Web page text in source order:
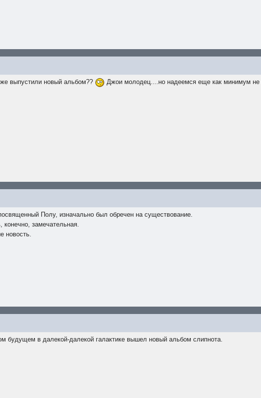
выпустили новый альбом?? Джои молодец....но надеемся еще как минимум не
Полу, изначально был обречен на существование.
конечно, замечательная.
новость.
будущем в далекой-далекой галактике вышел новый альбом слипнота.